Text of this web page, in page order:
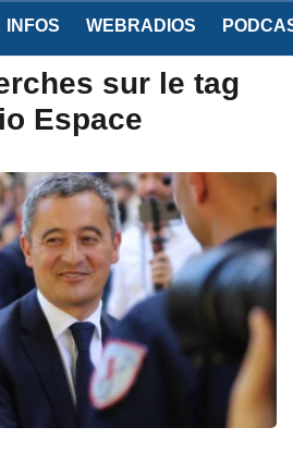
INFOS WEBRADIOS
sur le tag
Espace